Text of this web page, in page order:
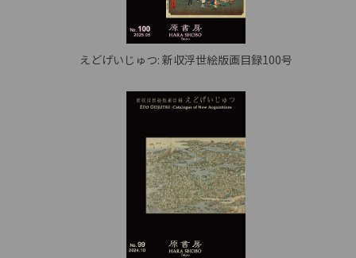
えどげいじゅつ: 新収浮世絵版画目録100号